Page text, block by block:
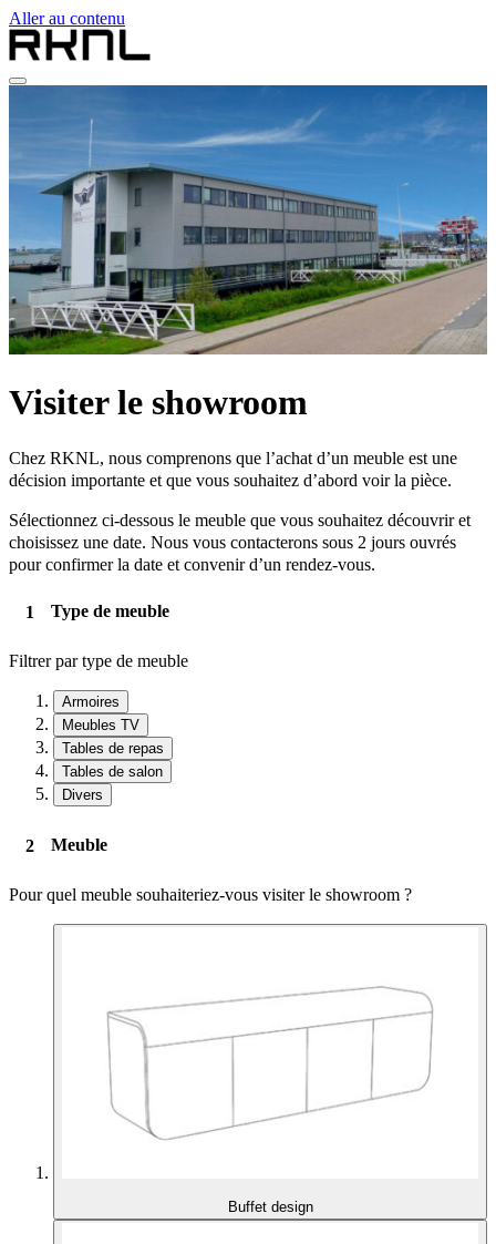
Aller au contenu
Collection
Qui sommes-nous
Contact
fr
nl
de
fr
en
Visiter le showroom
Chez RKNL, nous comprenons que l’achat d’un meuble est une
décision importante et que vous souhaitez d’abord voir la pièce.
Sélectionnez ci-dessous le meuble que vous souhaitez découvrir et
choisissez une date. Nous vous contacterons sous 2 jours ouvrés
pour confirmer la date et convenir d’un rendez-vous.
Type de meuble
Filtrer par type de meuble
Armoires
Meubles TV
Tables de repas
Tables de salon
Divers
Meuble
Pour quel meuble souhaiteriez-vous visiter le showroom ?
Buffet design